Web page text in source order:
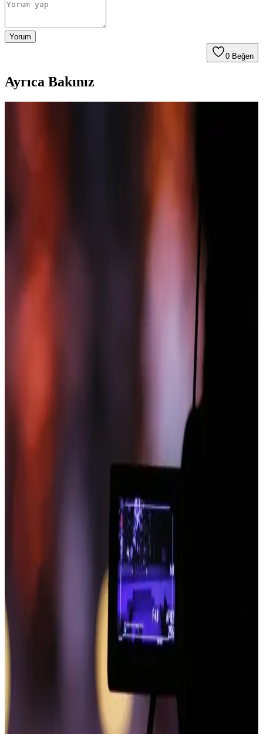
Yorum
0 Beğen
Ayrıca Bakınız
Ritnice Kadın Rena Kemerli Likralı Siyah Palazzo
Ritnice markasının yüksek bel, likralı ve şık tasarıma sahip siyah
palazzo pantolonu, rahatlık ve şıklığı bir arada sunuyor. Esnek
kumaşıyla hareket özgürlüğü sağlar, günlük ve özel
Genel Markalar Vizon Saten Babydoll Şort Takımı:
Vizon renkli saten babydoll şort takımı, rahatlık ve şıklığı bir arada
sunar. %100 polyester, kolay bakım ve günlük kullanım
Kadın Sneakers ve Mont Kombinasyonları: Şıklık
Kadınlar için sneakers ve mont uyumu, rahatlık ve şıklığı bir araya
getirerek günlük ve spor tarzlara uyum sağlar. Renk ve model
seçimleriyle trendleri yakalayın.
Zara Tüylü Ceketler: Şık ve Konforlu Kış ve
Sonbahar Moda Parçaları
Zara'nın tüylü ceketleri, şıklık ve konforu bir arada sunar. Farklı
tasarım ve renk seçenekleriyle her tarz ve mevsime uygun, sıcak
tutan hafif modelleriyle dikkat çeker.
Mini Elbise Trendleri ve Stil İpuçları: Güncel
Modellerle Şıklığa Ulaşın
kadınların gardrobunda önemli yer tutuyor. Şıklık ve rahatlığı bir
arada yakalamak için detaylara dikkat edin.
Deri Mini Etekler: Moda Trendleri ve Stil
İpuçlarıyla Şıklığınızı Yükseltin